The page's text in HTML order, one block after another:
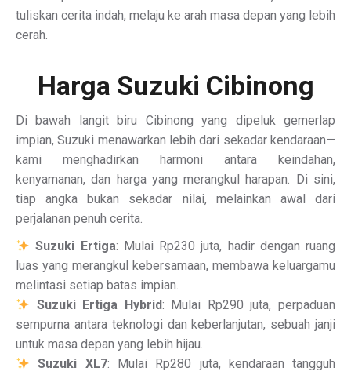
tuliskan cerita indah, melaju ke arah masa depan yang lebih
cerah.
Harga Suzuki Cibinong
Di bawah langit biru Cibinong yang dipeluk gemerlap
impian, Suzuki menawarkan lebih dari sekadar kendaraan—
kami menghadirkan harmoni antara keindahan,
kenyamanan, dan harga yang merangkul harapan. Di sini,
tiap angka bukan sekadar nilai, melainkan awal dari
perjalanan penuh cerita.
Suzuki Ertiga: Mulai Rp230 juta, hadir dengan ruang
luas yang merangkul kebersamaan, membawa keluargamu
melintasi setiap batas impian.
Suzuki Ertiga Hybrid: Mulai Rp290 juta, perpaduan
sempurna antara teknologi dan keberlanjutan, sebuah janji
untuk masa depan yang lebih hijau.
Suzuki XL7: Mulai Rp280 juta, kendaraan tangguh